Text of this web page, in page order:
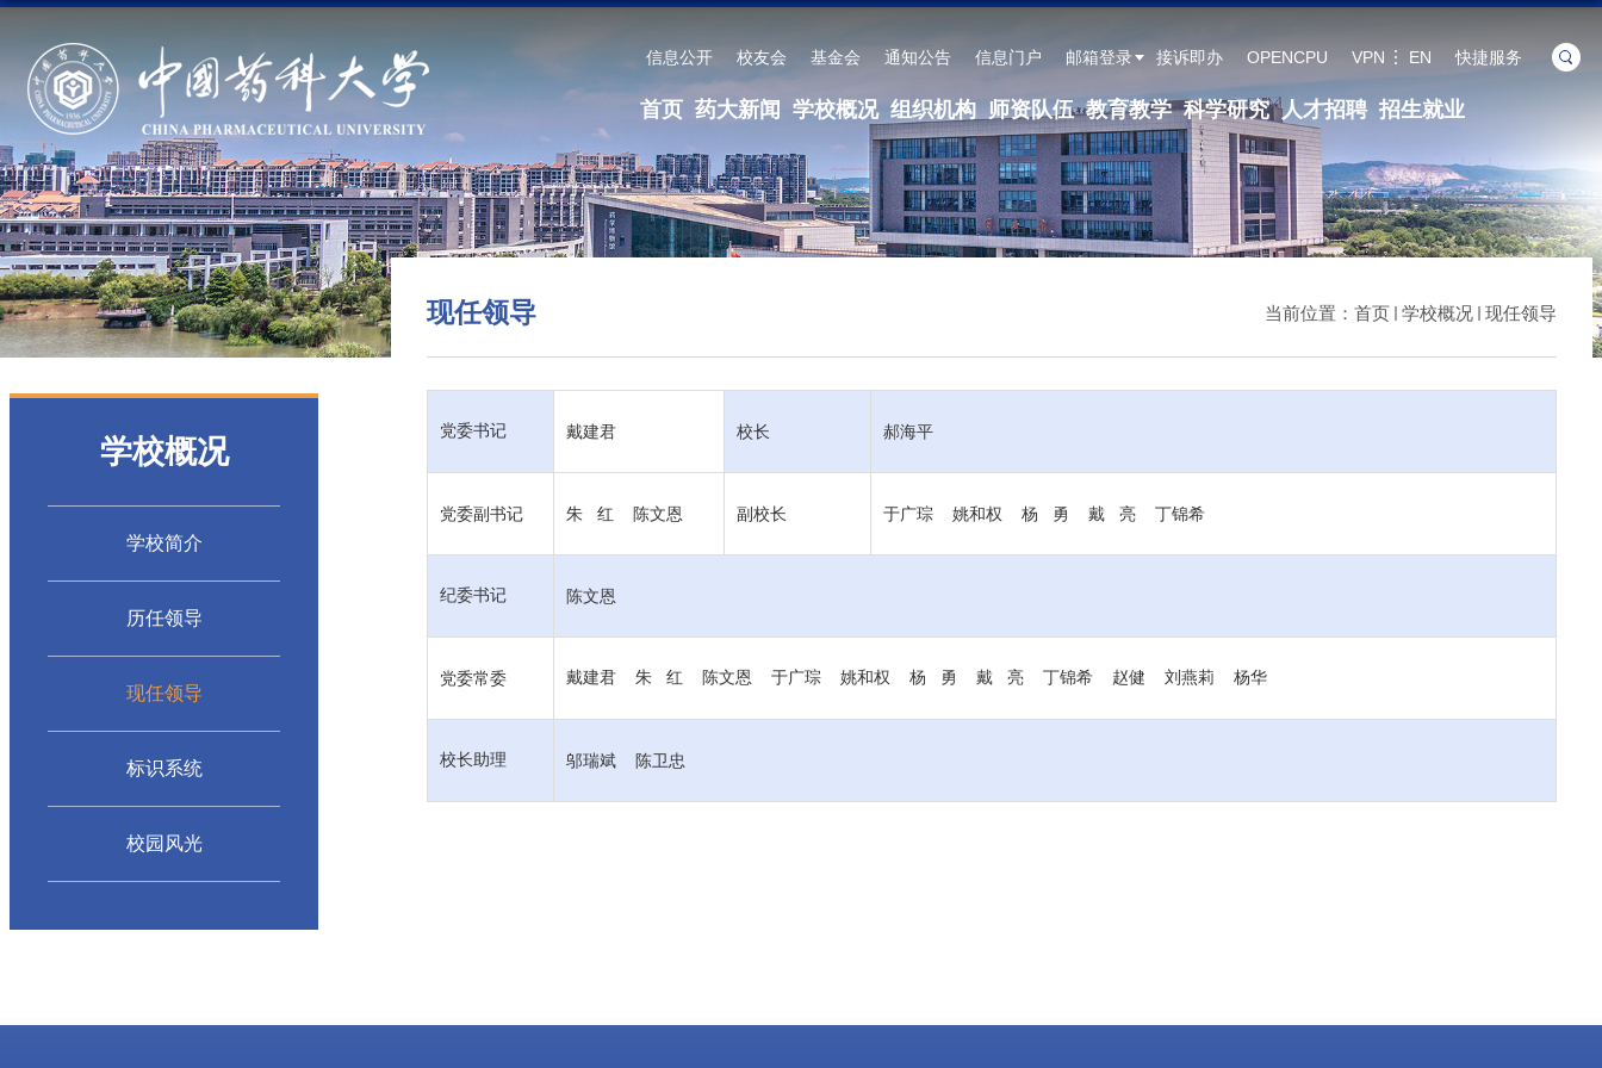
信息公开 校友会 基金会 通知公告 信息门户 邮箱登录 接诉即办 OPENCPU VPN EN 快捷服务
首页 药大新闻 学校概况 组织机构 师资队伍 教育教学 科学研究 人才招聘 招生就业
学校概况
学校简介
历任领导
现任领导
标识系统
校园风光
当前位置： 首页 学校概况 现任领导
现任领导
党委书记 戴建君 校长 郝海平
党委副书记 朱 红 陈文恩 副校长 于广琮 姚和权 杨 勇 戴 亮 丁锦希
纪委书记 陈文恩
党委常委 戴建君 朱 红 陈文恩 于广琮 姚和权 杨 勇 戴 亮 丁锦希 赵健 刘燕莉 杨华
校长助理 邬瑞斌 陈卫忠